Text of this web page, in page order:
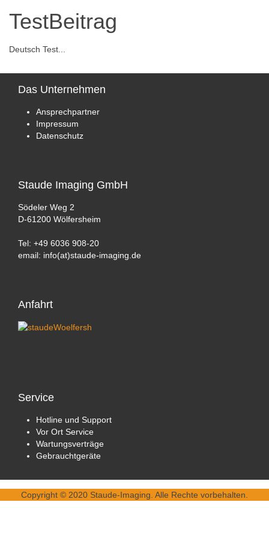
TestBeitrag
Deutsch Test...
Das Unternehmen
Ansprechpartner
Impressum
Datenschutz
Staude Imaging GmbH
Södeler Weg 2
D-61200 Wölfersheim
Tel: +49 6036 908-20
email: info(at)staude-imaging.de
Anfahrt
Service
Hotline und Support
Vor Ort Service
Wartungsverträge
Gebrauchtgeräte
Copyright © 2020 Staude-Imaging. Alle Rechte vorbehalten.